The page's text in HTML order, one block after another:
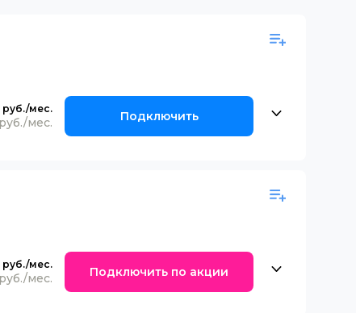
Подключить
Подключить по акции